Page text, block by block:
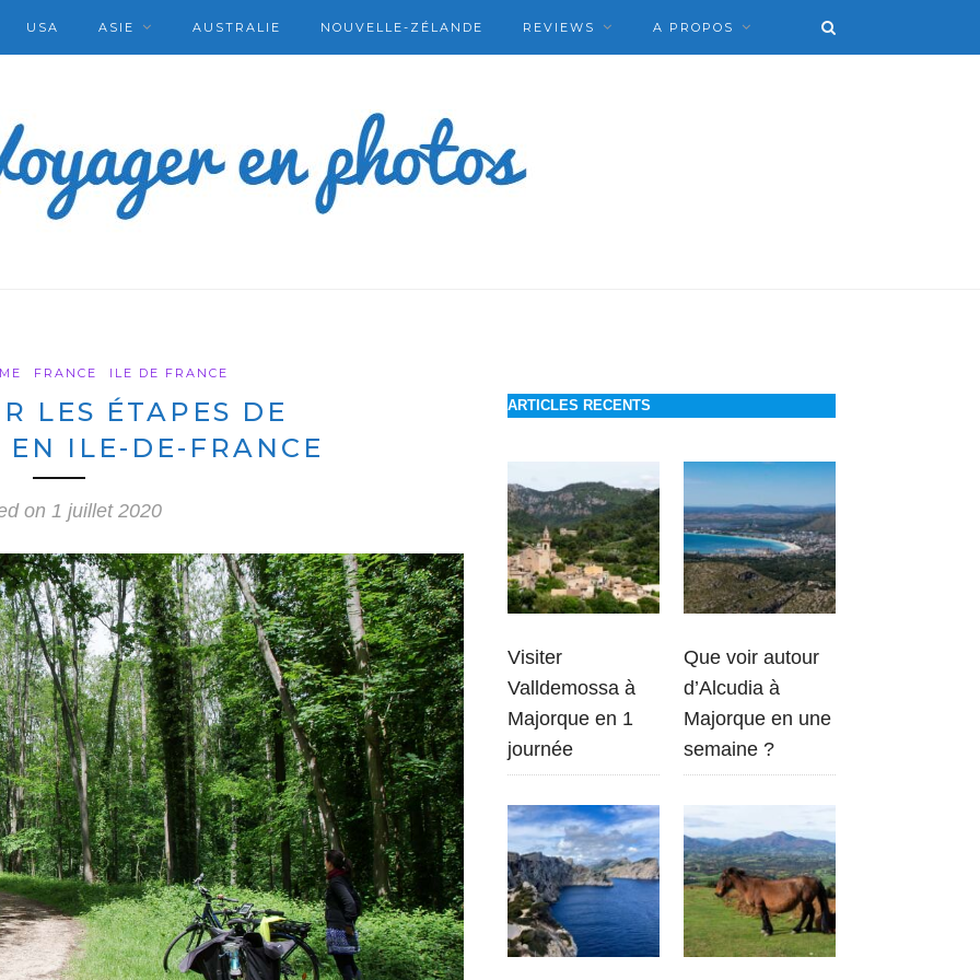
USA ASIE AUSTRALIE NOUVELLE-ZÉLANDE REVIEWS A PROPOS
FRANCE ILE DE FRANCE
LES ÉTAPES DE
EN ILE-DE-FRANCE
on 1 juillet 2020
ARTICLES RECENTS
Visiter
Valldemossa à
Majorque en 1
journée
Que voir autour
d’Alcudia à
Majorque en une
semaine ?